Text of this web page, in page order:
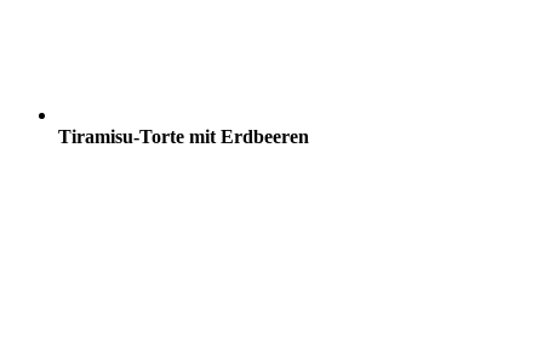
Tiramisu-Torte mit Erdbeeren